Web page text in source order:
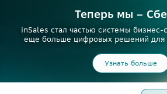
Теперь мы –
inSales стал частью системы
еще больше цифровых решений для
Узнать больше